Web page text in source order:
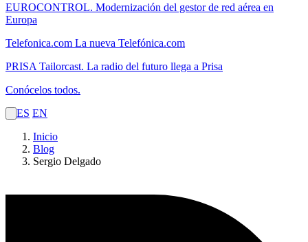
EUROCONTROL. Modernización del gestor de red aérea en
Europa
Telefonica.com La nueva Telefónica.com
PRISA Tailorcast. La radio del futuro llega a Prisa
Conócelos todos.
ES EN
Inicio
Blog
Sergio Delgado